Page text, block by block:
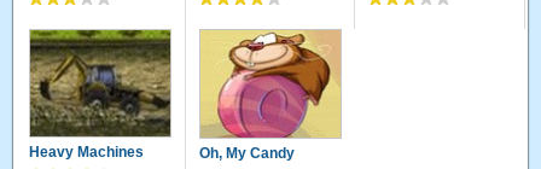
Heavy Machines Oh, My Candy